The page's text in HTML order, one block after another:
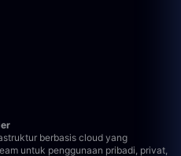
berbasis cloud yang
untuk penggunaan pribadi, privat,